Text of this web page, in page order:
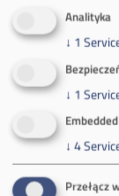
Analityka
↓ 1
↓ 1
↓ 4
Przełącz